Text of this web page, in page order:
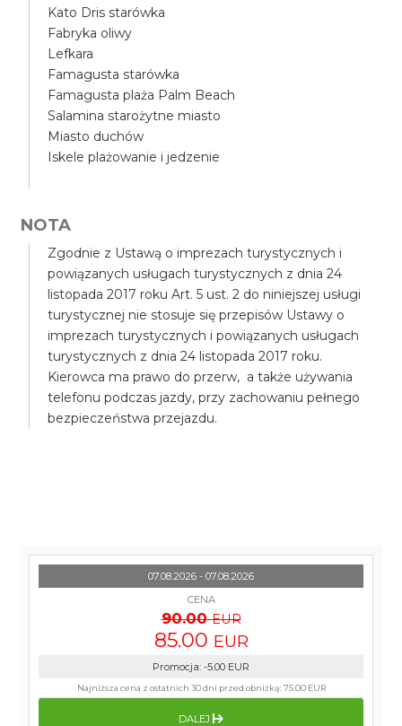
Kato Dris starówka
Fabryka oliwy
Lefkara
Famagusta starówka
Famagusta plaża Palm Beach
Salamina starożytne miasto
Miasto duchów
Iskele plażowanie i jedzenie
NOTA
Zgodnie z Ustawą o imprezach turystycznych i
powiązanych usługach turystycznych z dnia 24
listopada 2017 roku Art. 5 ust. 2 do niniejszej usługi
turystycznej nie stosuje się przepisów Ustawy o
imprezach turystycznych i powiązanych usługach
turystycznych z dnia 24 listopada 2017 roku.
Kierowca ma prawo do przerw, a także używania
telefonu podczas jazdy, przy zachowaniu pełnego
bezpieczeństwa przejazdu.
07.08.2026 - 07.08.2026
CENA
90.00 EUR
85.00 EUR
Promocja: -5.00 EUR
Najniższa cena z ostatnich 30 dni przed obniżką:75.00 EUR
DALEJ